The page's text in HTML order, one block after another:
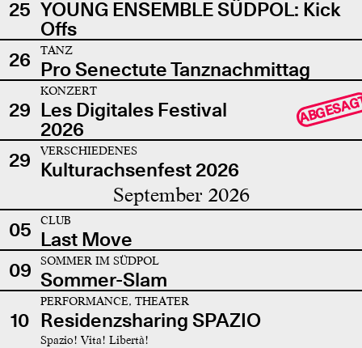
25 YOUNG ENSEMBLE SÜDPOL: Kick
Offs
26
TANZ
Pro Senectute Tanznachmittag
29
KONZERT
Les Digitales Festival
2026
29 VERSCHIEDENES
Kulturachsenfest 2026
September 2026
05 CLUB
Last Move
09
SOMMER IM SÜDPOL
Sommer-Slam
10
PERFORMANCE, THEATER
Residenzsharing SPAZIO
Spazio! Vita! Libertà!